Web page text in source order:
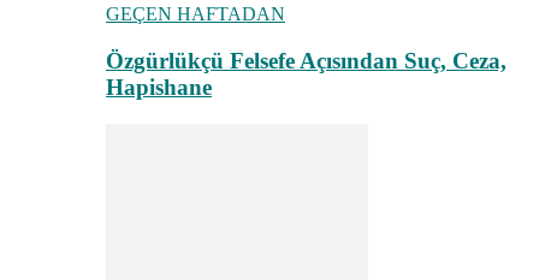
GEÇEN HAFTADAN
Özgürlükçü Felsefe Açısından Suç, Ceza,
Hapishane